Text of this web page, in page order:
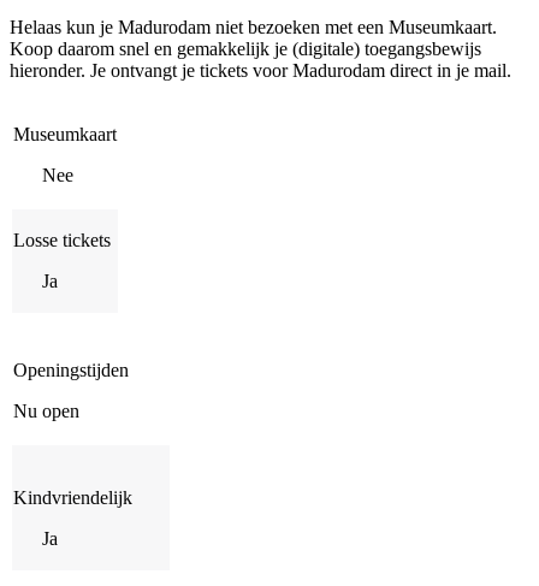
Helaas kun je Madurodam niet bezoeken met een Museumkaart.
Koop daarom snel en gemakkelijk je (digitale) toegangsbewijs
hieronder. Je ontvangt je tickets voor Madurodam direct in je mail.
Museumkaart
Nee
Losse tickets
Ja
Openingstijden
Nu open
Kindvriendelijk
Ja